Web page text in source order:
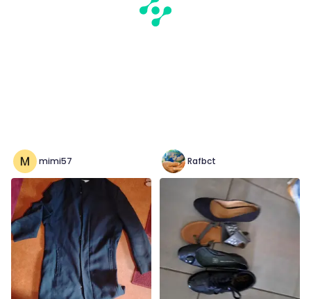
mimi57 Rafbct